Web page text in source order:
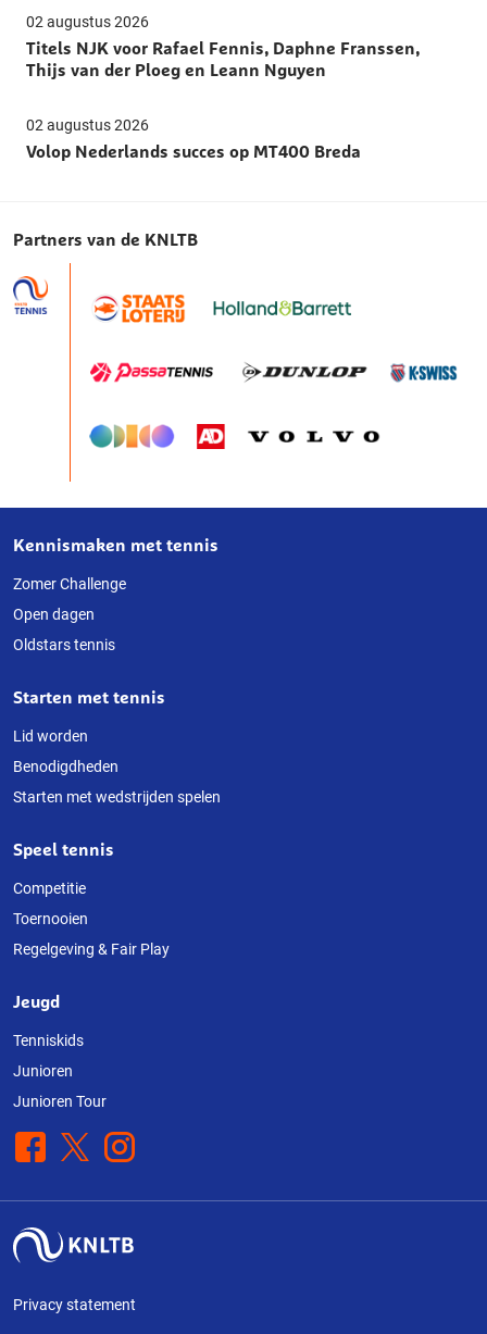
02 augustus 2026
Titels NJK voor Rafael Fennis, Daphne Franssen,
Thijs van der Ploeg en Leann Nguyen
02 augustus 2026
Volop Nederlands succes op MT400 Breda
Partners van de KNLTB
Over
deze
website
Kennismaken met tennis
Zomer Challenge
Open dagen
Oldstars tennis
Starten met tennis
Lid worden
Benodigdheden
Starten met wedstrijden spelen
Speel tennis
Competitie
Toernooien
Regelgeving & Fair Play
Jeugd
Tenniskids
Junioren
Junioren Tour
Facebook
X Instagram
Privacy statement